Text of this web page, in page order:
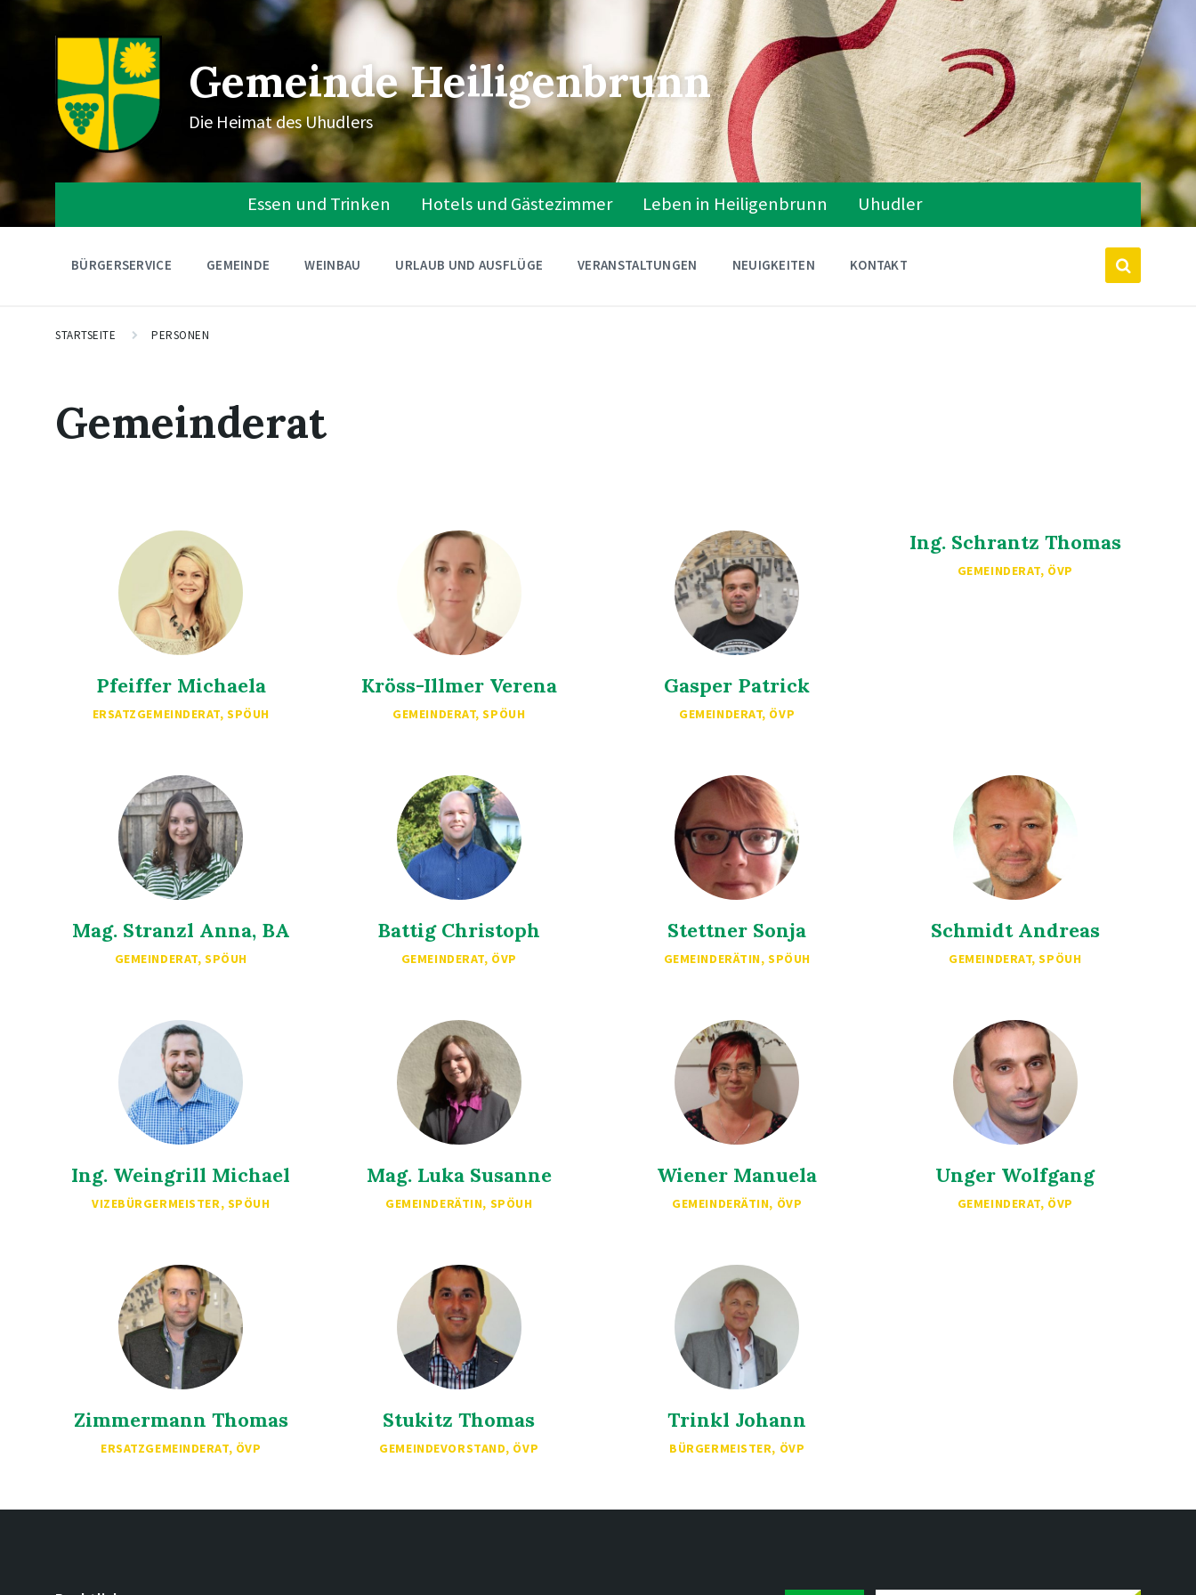
Gemeinde Heiligenbrunn
Die Heimat des Uhudlers
Essen und Trinken Hotels und Gästezimmer Leben in Heiligenbrunn Uhudler
BÜRGERSERVICE GEMEINDE WEINBAU URLAUB UND AUSFLÜGE VERANSTALTUNGEN NEUIGKEITEN KONTAKT
STARTSEITE PERSONEN
Gemeinderat
Pfeiffer Michaela
ERSATZGEMEINDERAT, SPÖUH
Kröss-Illmer Verena
GEMEINDERAT, SPÖUH
Gasper Patrick
GEMEINDERAT, ÖVP
Ing. Schrantz Thomas
GEMEINDERAT, ÖVP
Mag. Stranzl Anna, BA
GEMEINDERAT, SPÖUH
Battig Christoph
GEMEINDERAT, ÖVP
Stettner Sonja
GEMEINDERÄTIN, SPÖUH
Schmidt Andreas
GEMEINDERAT, SPÖUH
Ing. Weingrill Michael
VIZEBÜRGERMEISTER, SPÖUH
Mag. Luka Susanne
GEMEINDERÄTIN, SPÖUH
Wiener Manuela
GEMEINDERÄTIN, ÖVP
Unger Wolfgang
GEMEINDERAT, ÖVP
Zimmermann Thomas
ERSATZGEMEINDERAT, ÖVP
Stukitz Thomas
GEMEINDEVORSTAND, ÖVP
Trinkl Johann
BÜRGERMEISTER, ÖVP